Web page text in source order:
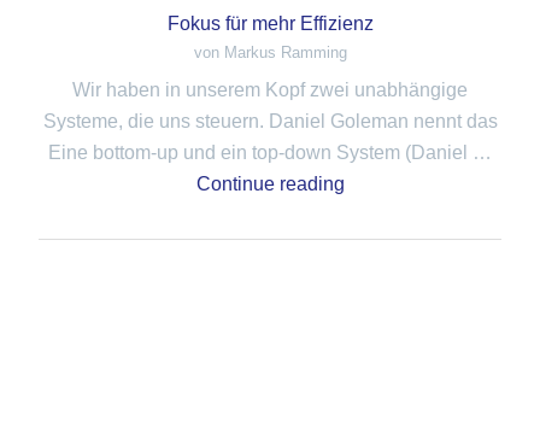
Fokus für mehr Effizienz
von Markus Ramming
Wir haben in unserem Kopf zwei unabhängige
Systeme, die uns steuern. Daniel Goleman nennt das
Eine bottom-up und ein top-down System (Daniel …
Continue reading